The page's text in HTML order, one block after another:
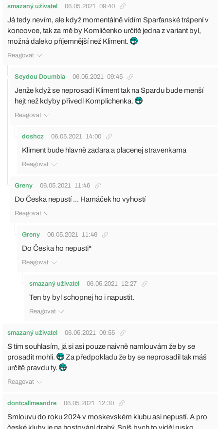
smazaný uživatel 06.05.2021 09:40
Já tedy nevím, ale když momentálně vidím Sparťanské trápení v
koncovce, tak za mě by Komličenko určitě jedna z variant byl,
možná daleko příjemnější než Kliment.
Reagovat
Seydou Doumbia 06.05.2021 09:45
Jenže když se neprosadí Kliment tak na Spardu bude menší
hejt než kdyby přivedl Komplichenka.
Reagovat
doshcz 06.05.2021 14:00
Kliment bude hlavně zadara a placenej stravenkama
Reagovat
Greny 06.05.2021 11:46
Do Česka nepustí ... Hamáček ho vyhostí
Reagovat
Greny 06.05.2021 11:46
Do Česka ho nepusti*
Reagovat
smazaný uživatel 06.05.2021 12:27
Ten by byl schopnej ho i napustit.
Reagovat
smazaný uživatel 06.05.2021 09:55
S tím souhlasím, já si asi pouze naivně namlouvám že by se
prosadit mohli.
Za předpokladu že by se neprosadil tak máš
určitě pravdu ty.
Reagovat
dontcallmeandre 06.05.2021 12:30
Smlouvu do roku 2024 v moskevském klubu asi nepustí. A pro